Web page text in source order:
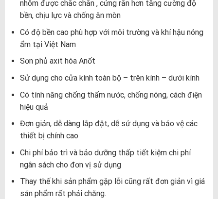
nhôm được chắc chắn , cứng rắn hơn tăng cường độ
bền, chịu lực và chống ăn mòn
Có độ bền cao phù hợp với môi trường và khí hậu nóng
ẩm tại Việt Nam
Sơn phủ axit hóa Anốt
Sử dụng cho cửa kính toàn bộ – trên kính – dưới kính
Có tính năng chống thấm nước, chống nóng, cách điện
hiệu quả
Đơn giản, dễ dàng lắp đặt, dễ sử dụng và bảo vệ các
thiết bị chính cao
Chi phí bảo trì và bảo dưỡng thấp tiết kiệm chi phí
ngân sách cho đơn vị sử dụng
Thay thế khi sản phẩm gặp lỗi cũng rất đơn giản vì giá
sản phẩm rất phải chăng.